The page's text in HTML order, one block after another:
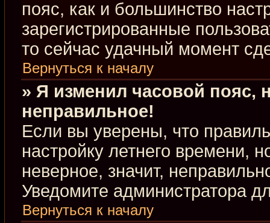
пояс, как и большинство
зарегистрированные
то сейчас удачный момент
Вернуться к началу
» Я изменил часовой пояс,
неправильное!
Если вы уверены, что
настройку летнего времени,
неверное, значит,
Уведомите администратора
Вернуться к началу